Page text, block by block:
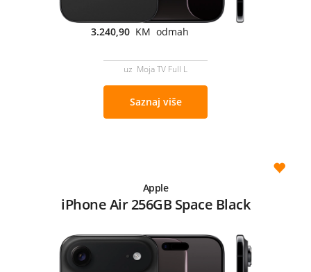
3.240,90 KM odmah
uz Moja TV Full L
Saznaj više
Apple
iPhone Air 256GB Space Black